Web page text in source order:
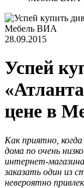
28.09.2015
Успей
цене в
Как приятно,
дома по очень
интернет-
заказать один из
невероятно